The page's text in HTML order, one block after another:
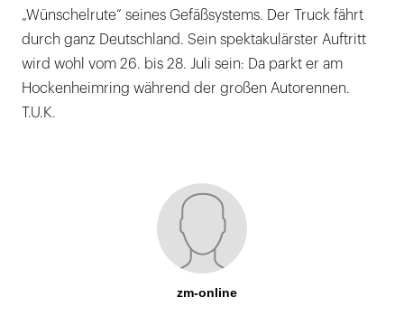
„Wünschelrute“ seines Gefäßsystems. Der Truck fährt
durch ganz Deutschland. Sein spektakulärster Auftritt
wird wohl vom 26. bis 28. Juli sein: Da parkt er am
Hockenheimring während der großen Autorennen.
T.U.K.
zm-online